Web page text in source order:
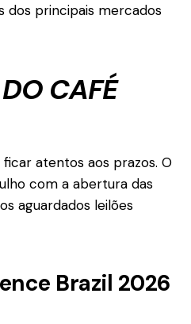
dos principais mercados
CAFÉ
atentos aos prazos. O
com a abertura das
aguardados leilões
Brazil 2026